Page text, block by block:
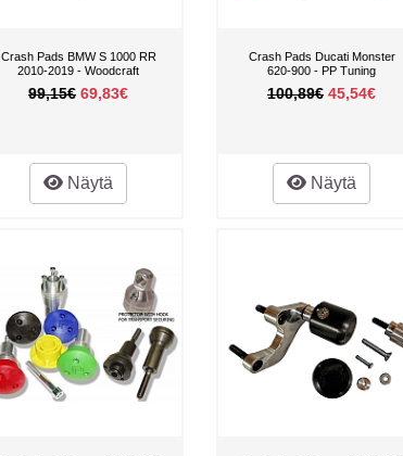
Crash Pads BMW S 1000 RR
2010-2019 - Woodcraft
99,15€ 69,83€
Näytä
Crash Pads Ducati Monster
620-900 - PP Tuning
100,89€ 45,54€
Näytä